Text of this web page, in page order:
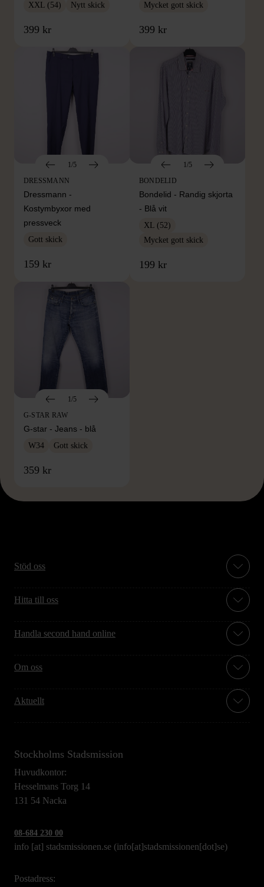
XXL (54) Nytt skick
399 kr
Mycket gott skick
399 kr
1/5
DRESSMANN
Dressmann -
Kostymbyxor med
pressveck
Gott skick
159 kr
1/5
BONDELID
Bondelid - Randig skjorta
- Blå vit
XL (52)
Mycket gott skick
199 kr
1/5
G-STAR RAW
G-star - Jeans - blå
W34 Gott skick
359 kr
Stöd oss
Hitta till oss
Handla second hand online
Om oss
Aktuellt
Stockholms Stadsmission
Huvudkontor:
Hesselmans Torg 14
131 54 Nacka
08-684 230 00
info [at] stadsmissionen.se (info[at]stadsmissionen[dot]se)
Postadress: